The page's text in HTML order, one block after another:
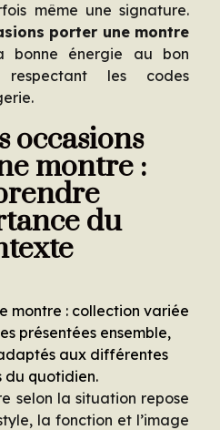
même une signature.
porter une montre
bonne énergie au bon
les codes
occasions
montre :
du
selon la situation repose
la fonction et l’image